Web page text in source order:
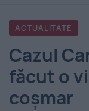
România
-
Evenimentul
Zilei
ACTUALITATE
Cazul
făcut o
coșmar